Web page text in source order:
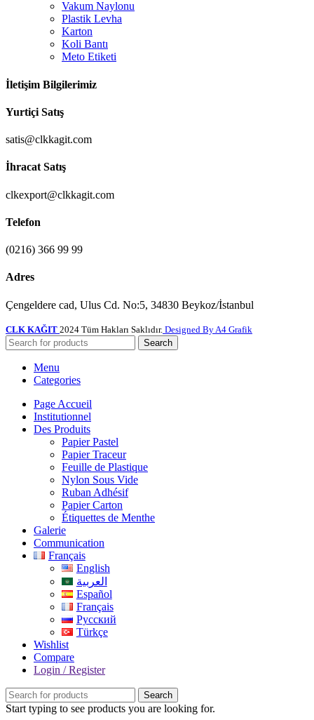
Vakum Naylonu
Plastik Levha
Karton
Koli Bantı
Meto Etiketi
İletişim Bilgilerimiz
Yurtiçi Satış
satis@clkkagit.com
İhracat Satış
clkexport@clkkagit.com
Telefon
(0216) 366 99 99
Adres
Çengeldere cad, Ulus Cd. No:5, 34830 Beykoz/İstanbul
CLK KAĞIT 2024 Tüm Hakları Saklıdır. Designed By A4 Grafik
Search
Menu
Categories
Page Accueil
Institutionnel
Des Produits
Papier Pastel
Papier Traceur
Feuille de Plastique
Nylon Sous Vide
Ruban Adhésif
Papier Carton
Étiquettes de Menthe
Galerie
Communication
Français
English
العربية
Español
Français
Русский
Türkçe
Wishlist
Compare
Login / Register
Search
Start typing to see products you are looking for.